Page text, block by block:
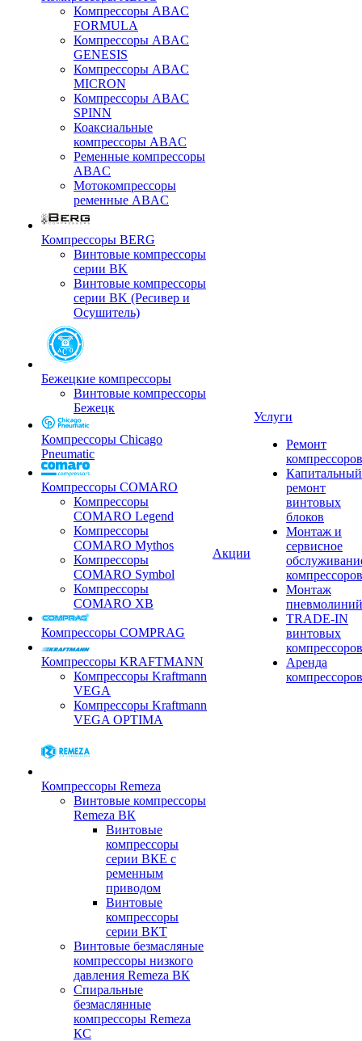
Компрессоры ABAC
FORMULA
Компрессоры ABAC
GENESIS
Компрессоры ABAC
MICRON
Компрессоры ABAC
SPINN
Коаксиальные
компрессоры ABAC
Ременные компрессоры
ABAC
Мотокомпрессоры
ременные ABAC
Компрессоры BERG
Винтовые компрессоры
серии BK
Винтовые компрессоры
серии BK (Ресивер и
Осушитель)
Бежецкие компрессоры
Винтовые компрессоры
Бежецк
Компрессоры Chicago
Pneumatic
Компрессоры COMARO
Компрессоры
COMARO Legend
Компрессоры
COMARO Mythos
Компрессоры
COMARO Symbol
Компрессоры
COMARO XB
Компрессоры COMPRAG
Компрессоры KRAFTMANN
Компрессоры Kraftmann
VEGA
Компрессоры Kraftmann
VEGA OPTIMA
Компрессоры Remeza
Винтовые компрессоры
Remeza ВК
Винтовые
компрессоры
серии ВКЕ с
ременным
приводом
Винтовые
компрессоры
серии ВКТ
Винтовые безмасляные
компрессоры низкого
давления Remeza ВК
Спиральные
безмаслянные
компрессоры Remeza
КС
Акции
Услуги
Ремонт
компрессоров
Капитальный
ремонт
винтовых
блоков
Монтаж и
сервисное
компрессоров
Монтаж
пневмолиний
TRADE-IN
винтовых
компрессоров
Аренда
компрессоров